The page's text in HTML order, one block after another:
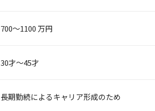
700〜1100 万円
30才～45才
長期勤続によるキャリア形成のため